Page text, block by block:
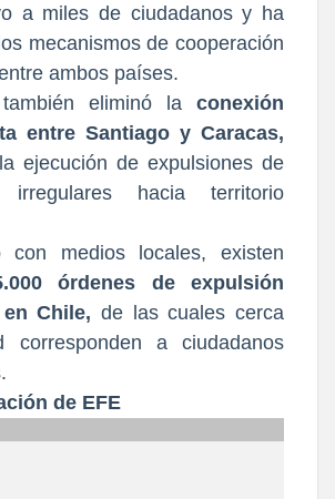
a miles de ciudadanos y ha
mecanismos de cooperación
ambos países.
eliminó la
conexión
entre Santiago y Caracas,
ejecución de expulsiones de
irregulares hacia territorio
con medios locales, existen
órdenes de expulsión
Chile, de las cuales cerca
a ciudadanos
de EFE